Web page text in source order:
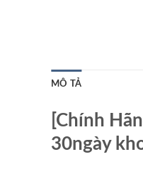
MÔ TẢ
[Chính
30ngày